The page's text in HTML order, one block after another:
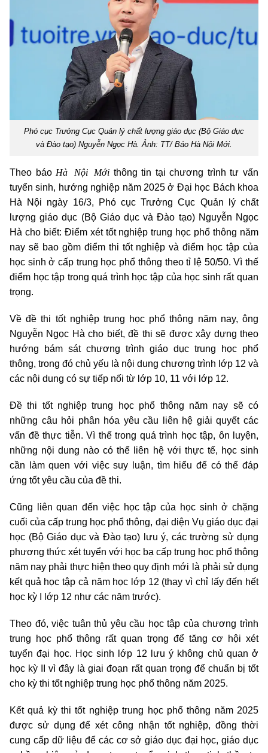
Phó cục Trưởng Cục Quản lý chất lượng giáo dục (Bộ Giáo dục
và Đào tạo) Nguyễn Ngọc Hà. Ảnh: TT/ Báo Hà Nội Mới.
Theo báo Hà Nội Mới thông tin tại chương trình tư vấn
tuyển sinh, hướng nghiệp năm 2025 ở Đại học Bách khoa
Hà Nội ngày 16/3, Phó cục Trưởng Cục Quản lý chất
lượng giáo dục (Bộ Giáo dục và Đào tạo) Nguyễn Ngọc
Hà cho biết: Điểm xét tốt nghiệp trung học phổ thông năm
nay sẽ bao gồm điểm thi tốt nghiệp và điểm học tập của
học sinh ở cấp trung học phổ thông theo tỉ lệ 50/50. Vì thế
điểm học tập trong quá trình học tập của học sinh rất quan
trọng.
Về đề thi tốt nghiệp trung học phổ thông năm nay, ông
Nguyễn Ngọc Hà cho biết, đề thi sẽ được xây dựng theo
hướng bám sát chương trình giáo dục trung học phổ
thông, trong đó chủ yếu là nội dung chương trình lớp 12 và
các nội dung có sự tiếp nối từ lớp 10, 11 với lớp 12.
Đề thi tốt nghiệp trung học phổ thông năm nay sẽ có
những câu hỏi phân hóa yêu cầu liên hệ giải quyết các
vấn đề thực tiễn. Vì thế trong quá trình học tập, ôn luyện,
những nội dung nào có thể liên hệ với thực tế, học sinh
cần làm quen với việc suy luận, tìm hiểu để có thể đáp
ứng tốt yêu cầu của đề thi.
Cũng liên quan đến việc học tập của học sinh ở chặng
cuối của cấp trung học phổ thông, đại diện Vụ giáo dục đại
học (Bộ Giáo dục và Đào tạo) lưu ý, các trường sử dụng
phương thức xét tuyển với học bạ cấp trung học phổ thông
năm nay phải thực hiện theo quy định mới là phải sử dụng
kết quả học tập cả năm học lớp 12 (thay vì chỉ lấy đến hết
học kỳ I lớp 12 như các năm trước).
Theo đó, việc tuân thủ yêu cầu học tập của chương trình
trung học phổ thông rất quan trọng để tăng cơ hội xét
tuyển đại học. Học sinh lớp 12 lưu ý không chủ quan ở
học kỳ II vì đây là giai đoạn rất quan trọng để chuẩn bị tốt
cho kỳ thi tốt nghiệp trung học phổ thông năm 2025.
Kết quả kỳ thi tốt nghiệp trung học phổ thông năm 2025
được sử dụng để xét công nhận tốt nghiệp, đồng thời
cung cấp dữ liệu để các cơ sở giáo dục đại học, giáo dục